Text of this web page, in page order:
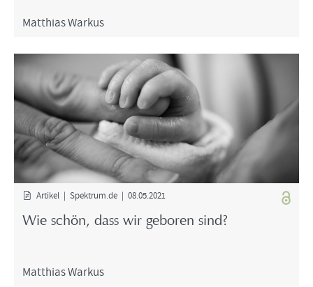
Mat­thi­as War­kus
Ar­ti­kel | Spek­trum.de | 08.05.2021
Wie schön, dass wir ge­bo­ren sind?
Mat­thi­as War­kus